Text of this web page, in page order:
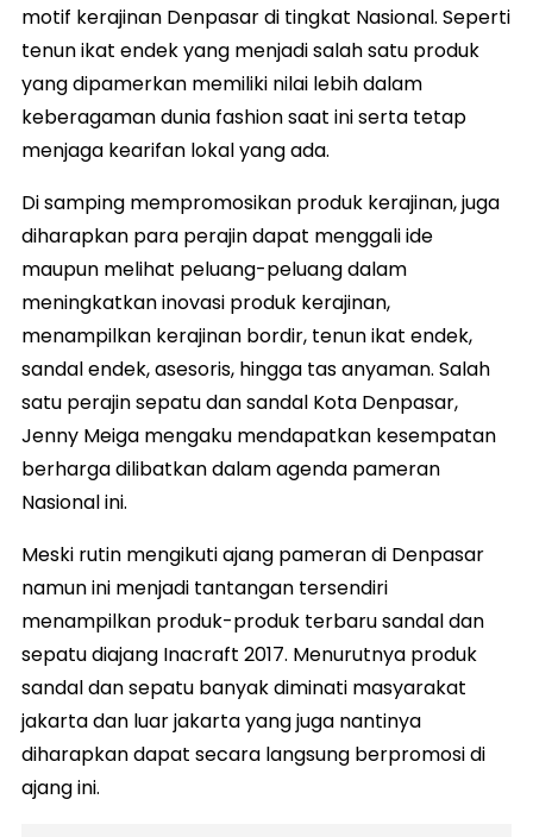
motif kerajinan Denpasar di tingkat Nasional. Seperti
tenun ikat endek yang menjadi salah satu produk
yang dipamerkan memiliki nilai lebih dalam
keberagaman dunia fashion saat ini serta tetap
menjaga kearifan lokal yang ada.
Di samping mempromosikan produk kerajinan, juga
diharapkan para perajin dapat menggali ide
maupun melihat peluang-peluang dalam
meningkatkan inovasi produk kerajinan,
menampilkan kerajinan bordir, tenun ikat endek,
sandal endek, asesoris, hingga tas anyaman. Salah
satu perajin sepatu dan sandal Kota Denpasar,
Jenny Meiga mengaku mendapatkan kesempatan
berharga dilibatkan dalam agenda pameran
Nasional ini.
Meski rutin mengikuti ajang pameran di Denpasar
namun ini menjadi tantangan tersendiri
menampilkan produk-produk terbaru sandal dan
sepatu diajang Inacraft 2017. Menurutnya produk
sandal dan sepatu banyak diminati masyarakat
jakarta dan luar jakarta yang juga nantinya
diharapkan dapat secara langsung berpromosi di
ajang ini.